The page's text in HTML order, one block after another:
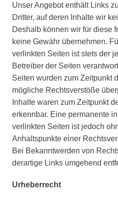
Unser Angebot enthält Links
Dritter, auf deren Inhalte wir
Deshalb können wir für diese
keine Gewähr übernehmen.
verlinkten Seiten ist stets der
Betreiber der Seiten
Seiten wurden zum Zeitpunkt
mögliche Rechtsverstöße
Inhalte waren zum Zeitpunkt
erkennbar. Eine permanente
verlinkten Seiten ist jedoch
Anhaltspunkte einer
Bei Bekanntwerden von
derartige Links umgehend
Urheberrecht